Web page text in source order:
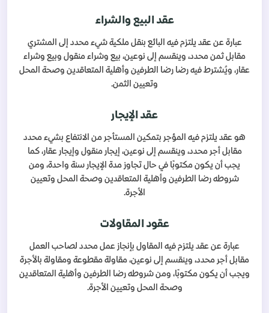
عقد البيع والشراء
عبارة عن عقد يلتزم فيه البائع بنقل ملكية شيء محدد إلى المشتري
مقابل ثمن محدد، وينقسم إلى نوعين، بيع وشراء منقول وبيع وشراء
عقار، ويُشترط فيه رضا رضا الطرفين وأهلية المتعاقدين وصحة المحل
وتعيين الثمن.
عقد الإيجار
هو عقد يلتزم فيه المؤجر بتمكين المستأجر من الانتفاع بشيء محدد
مقابل أجر محدد، وينقسم إلى نوعين، إيجار منقول وإيجار عقار، كما
يجب أن يكون مكتوبًا في حال تجاوز مدة الإيجار سنة واحدة، ومن
شروطه رضا الطرفين وأهلية المتعاقدين وصحة المحل وتعيين
الأجرة.
عقود المقاولات
عبارة عن عقد يلتزم فيه المقاول بإنجاز عمل محدد لصاحب العمل
مقابل أجر محدد، وينقسم إلى نوعين، مقاولة مقطوعة ومقاولة بالأجرة
ويجب أن يكون مكتوبًا، ومن شروطه رضا الطرفين وأهلية المتعاقدين
وصحة المحل وتعيين الأجرة.